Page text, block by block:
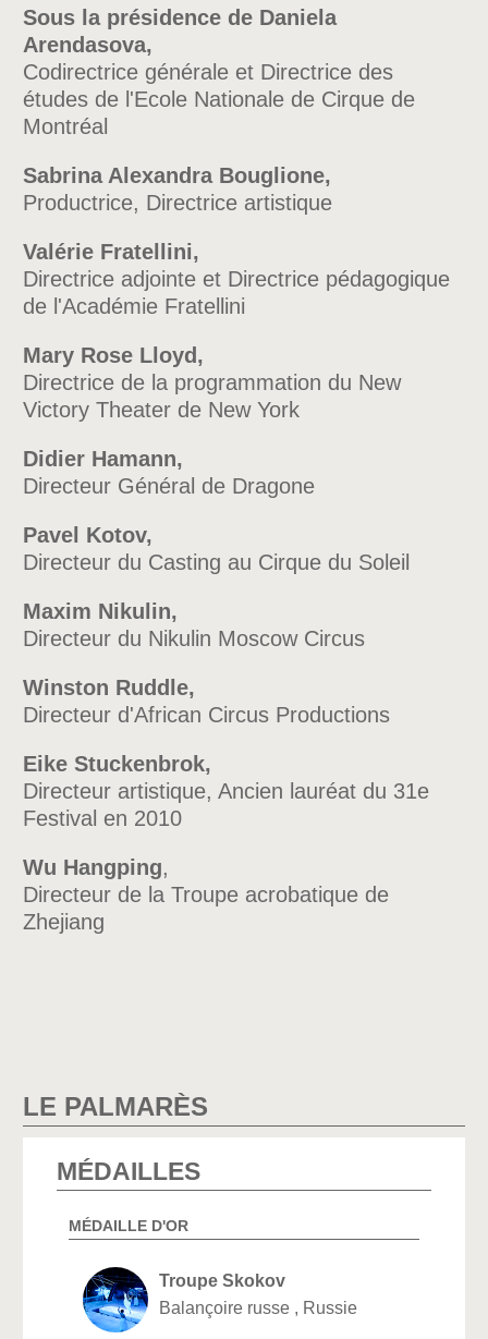
Sous la présidence de Daniela
Arendasova,
Codirectrice générale et Directrice des
études de l'Ecole Nationale de Cirque de
Montréal
Sabrina Alexandra Bouglione,
Productrice, Directrice artistique
Valérie Fratellini,
Directrice adjointe et Directrice pédagogique
de l'Académie Fratellini
Mary Rose Lloyd,
Directrice de la programmation du New
Victory Theater de New York
Didier Hamann,
Directeur Général de Dragone
Pavel Kotov,
Directeur du Casting au Cirque du Soleil
Maxim Nikulin,
Directeur du Nikulin Moscow Circus
Winston Ruddle,
Directeur d'African Circus Productions
Eike Stuckenbrok,
Directeur artistique, Ancien lauréat du 31e
Festival en 2010
Wu Hangping,
Directeur de la Troupe acrobatique de
Zhejiang
LE PALMARÈS
MÉDAILLES
MÉDAILLE D'OR
Troupe Skokov
Balançoire russe , Russie